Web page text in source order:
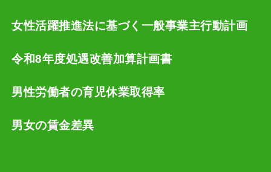
女性活躍推進法に基づく一般事業主行動計画
令和8年度処遇改善加算計画書
男性労働者の育児休業取得率
男女の賃金差異